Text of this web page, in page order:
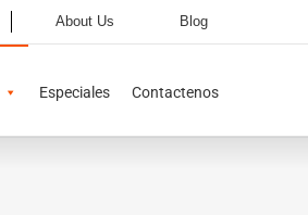
About Us Blog
Especiales Contactenos